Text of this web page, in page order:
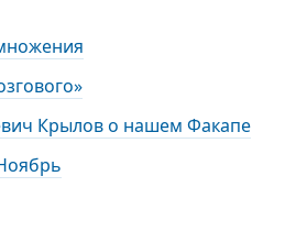
Крылов о нашем Факапе